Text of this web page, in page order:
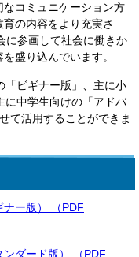
コミュニケーション方
の内容をより充実さ
に参画して社会に働きか
盛り込んでいます。
「ビギナー版」、主に小
に中学生向けの「アドバ
て活用することができま
ー版） （PDF
ダード版） （PDF